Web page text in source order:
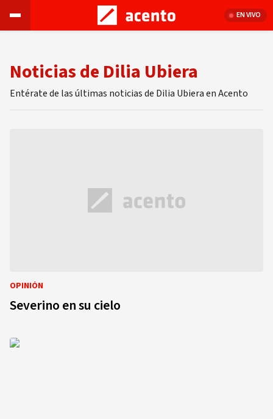
EN VIVO
Noticias de Dilia Ubiera
Entérate de las últimas noticias de Dilia Ubiera en Acento
OPINIÓN
Severino en su cielo